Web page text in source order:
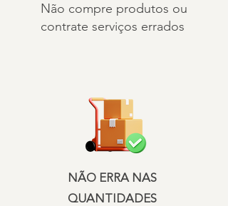
Não compre produtos ou
contrate serviços errados
NÃO ERRA NAS
QUANTIDADES